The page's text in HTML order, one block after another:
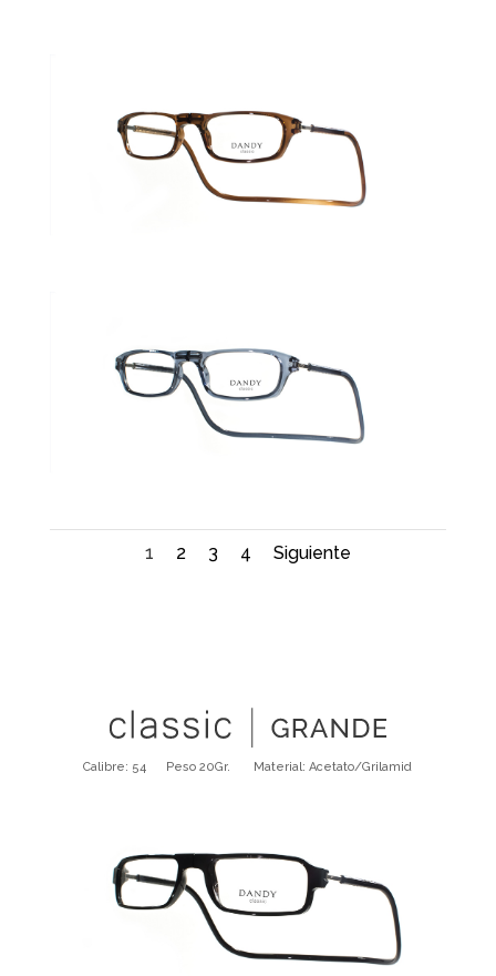
1 2 3 4 Siguiente
Calibre: 54 Peso 20Gr. Material: Acetato/Grilamid